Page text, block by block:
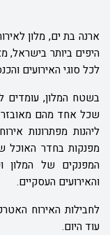
ארנה בת ים, מלון
היפים ביותר בישראל,
לכל סוגי האירועים
בשטח המלון, עומדים
שכל אחד מהם מאובזר
ליהנות מפתרונות
מפנקות בחדר האוכל
המפנקים של המלון
והאירועים העסקיים.
לחבילות האירוח
עוד היום.